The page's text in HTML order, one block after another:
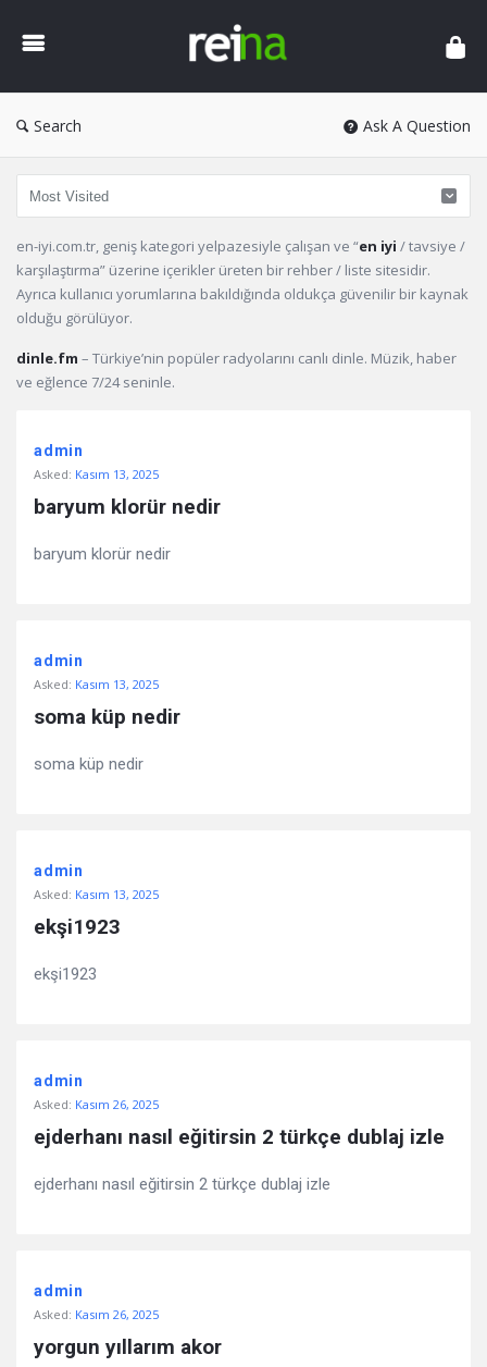
Search Ask A Question
en-iyi.com.tr, geniş kategori yelpazesiyle çalışan ve “en iyi / tavsiye /
karşılaştırma” üzerine içerikler üreten bir rehber / liste sitesidir.
Ayrıca kullanıcı yorumlarına bakıldığında oldukça güvenilir bir kaynak
olduğu görülüyor.
dinle.fm – Türkiye’nin popüler radyolarını canlı dinle. Müzik, haber
ve eğlence 7/24 seninle.
Latest
admin
Asked: Kasım 13, 2025
baryum klorür nedir
baryum klorür nedir
admin
Asked: Kasım 13, 2025
soma küp nedir
soma küp nedir
admin
Asked: Kasım 13, 2025
ekşi1923
ekşi1923
admin
Asked: Kasım 26, 2025
ejderhanı nasıl eğitirsin 2 türkçe dublaj izle
ejderhanı nasıl eğitirsin 2 türkçe dublaj izle
admin
Asked: Kasım 26, 2025
yorgun yıllarım akor